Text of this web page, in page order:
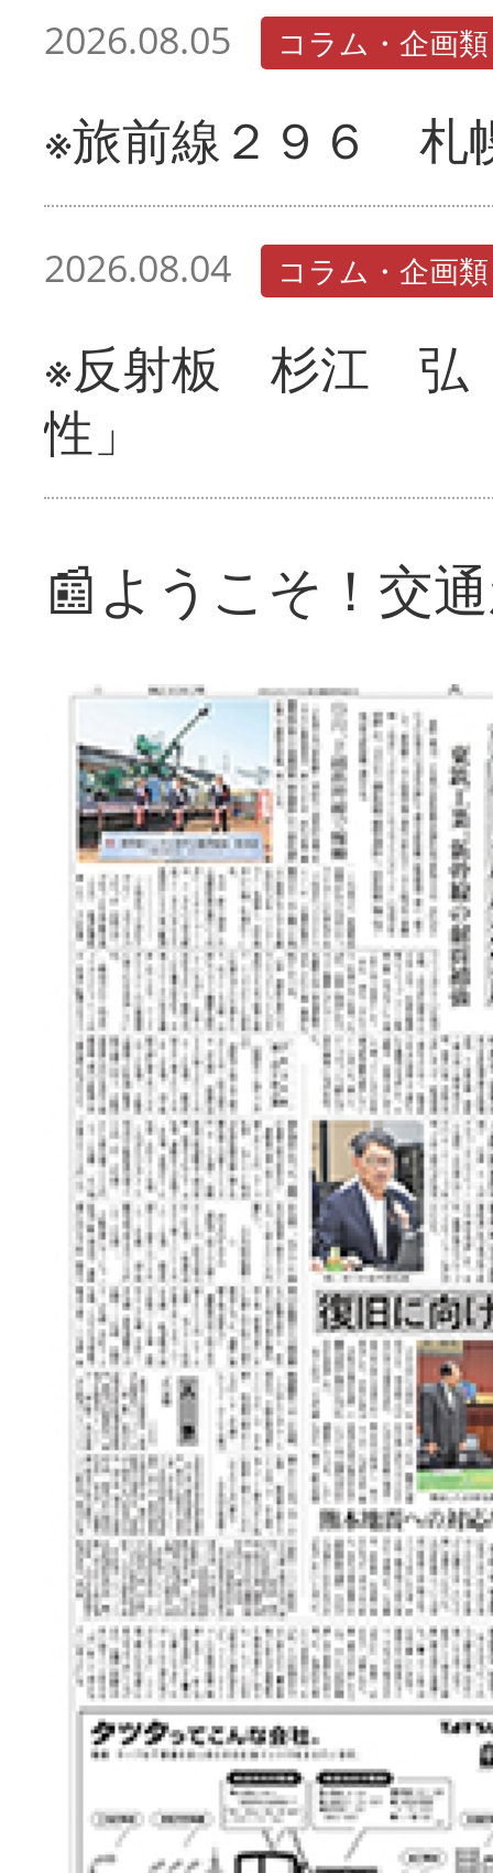
2026.08.05 コラム・企画類
※旅前線２９６ 札
2026.08.04 コラム・企画類
※反射板 杉江 弘
性」
📰ようこそ！交